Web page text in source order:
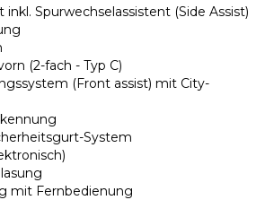
inkl. Spurwechselassistent (Side Assist)
(2-fach - Typ C)
(Front assist) mit City-
System
mit Fernbedienung